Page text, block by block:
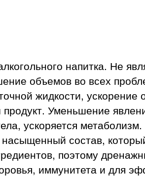
напитка. Не
объемов во всех
жидкости,
Уменьшение
ускоряется
состав,
поэтому
иммунитета и для